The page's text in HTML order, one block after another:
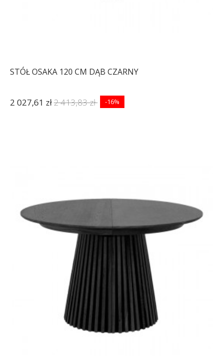
STÓŁ OSAKA 120 CM DĄB CZARNY
2 027,61 zł2 413,83 zł -16%